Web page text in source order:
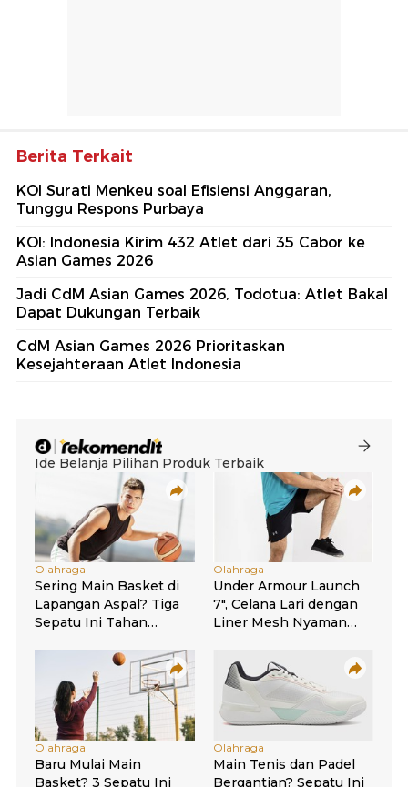
Berita Terkait
KOI Surati Menkeu soal Efisiensi Anggaran,
Tunggu Respons Purbaya
KOI: Indonesia Kirim 432 Atlet dari 35 Cabor ke
Asian Games 2026
Jadi CdM Asian Games 2026, Todotua: Atlet Bakal
Dapat Dukungan Terbaik
CdM Asian Games 2026 Prioritaskan
Kesejahteraan Atlet Indonesia